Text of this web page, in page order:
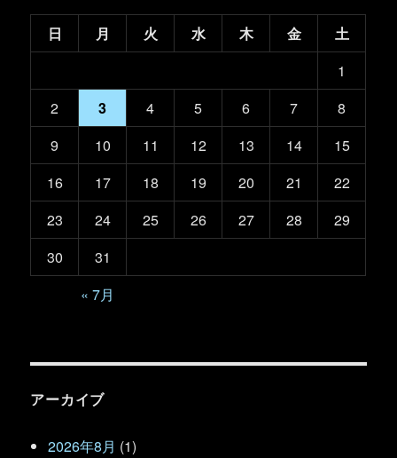
日 月 火 水 木 金
土
1
2
3 4 5 6 7
8
9
10 11 12 13 14
15
16
17 18 19 20 21
22
23
24 25 26 27 28
29
30
31
« 7月
アーカイブ
2026年8月 (1)